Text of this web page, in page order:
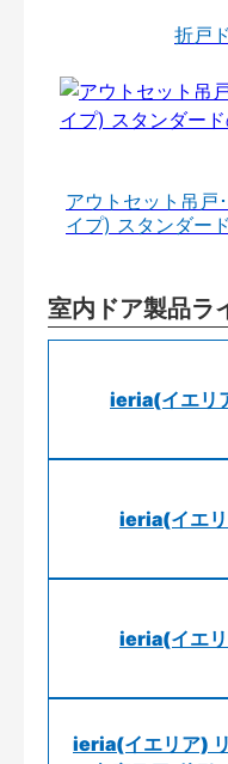
折戸
アウトセット吊戸
イプ) スタンダード
室内ドア製品ラ
ieria(イエリ
ieria(イエリ
ieria(イエリ
ieria(イエリア)